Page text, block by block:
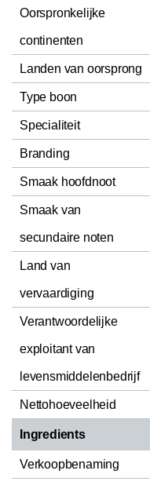
Oorspronkelijke
continenten
Landen van oorsprong
Type boon
Specialiteit
Branding
Smaak hoofdnoot
Smaak van
secundaire noten
Land van
vervaardiging
Verantwoordelijke
exploitant van
levensmiddelenbedrijf
Nettohoeveelheid
Ingredients
Verkoopbenaming